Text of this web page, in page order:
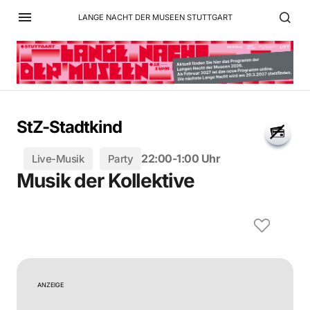
LANGE NACHT DER MUSEEN STUTTGART
StZ-Stadtkind
Live-Musik Party 22:00-1:00 Uhr
Musik der Kollektive
ANZEIGE